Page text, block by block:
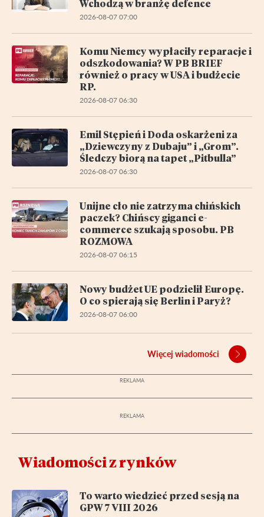
Wchodzą w branżę defence
2026-08-07 07:00
Komu Niemcy wypłaciły reparacje i
odszkodowania? W PB BRIEF
również o pracy w USA i budżecie
RP.
2026-08-07 06:30
Emil Stępień i Doda oskarżeni za
„Dziewczyny z Dubaju” i „Grom”.
Śledczy biorą na tapet „Pitbulla”
2026-08-07 06:30
Unijne cło nie zatrzyma chińskich
paczek? Chińscy giganci e-
commerce szukają sposobu. PB
ROZMOWA
2026-08-07 06:15
Nowy budżet UE podzielił Europę.
O co spierają się Berlin i Paryż?
2026-08-07 06:00
Więcej wiadomości
Wiadomości z rynków
To warto wiedzieć przed sesją na
GPW 7 VIII 2026